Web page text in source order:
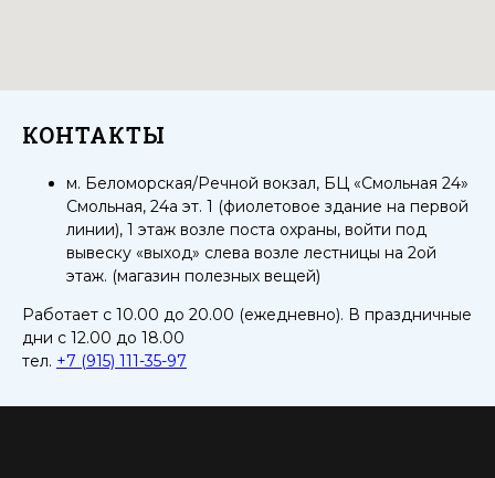
КОНТАКТЫ
м. Беломорская/Речной вокзал, БЦ «Смольная 24»
Смольная, 24а эт. 1 (фиолетовое здание на первой
линии), 1 этаж возле поста охраны, войти под
вывеску «выход» слева возле лестницы на 2ой
этаж. (магазин полезных вещей)
Работает с 10.00 до 20.00 (ежедневно). В праздничные
дни с 12.00 до 18.00
тел. +7 (915) 111-35-97